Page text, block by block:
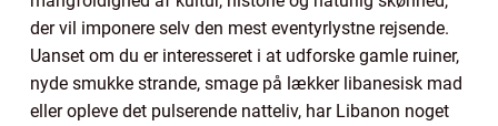
der vil imponere selv den mest eventyrlystne rejsende.
Uanset om du er interesseret i at udforske gamle ruiner,
nyde smukke strande, smage på lækker libanesisk mad
eller opleve det pulserende natteliv, har Libanon noget